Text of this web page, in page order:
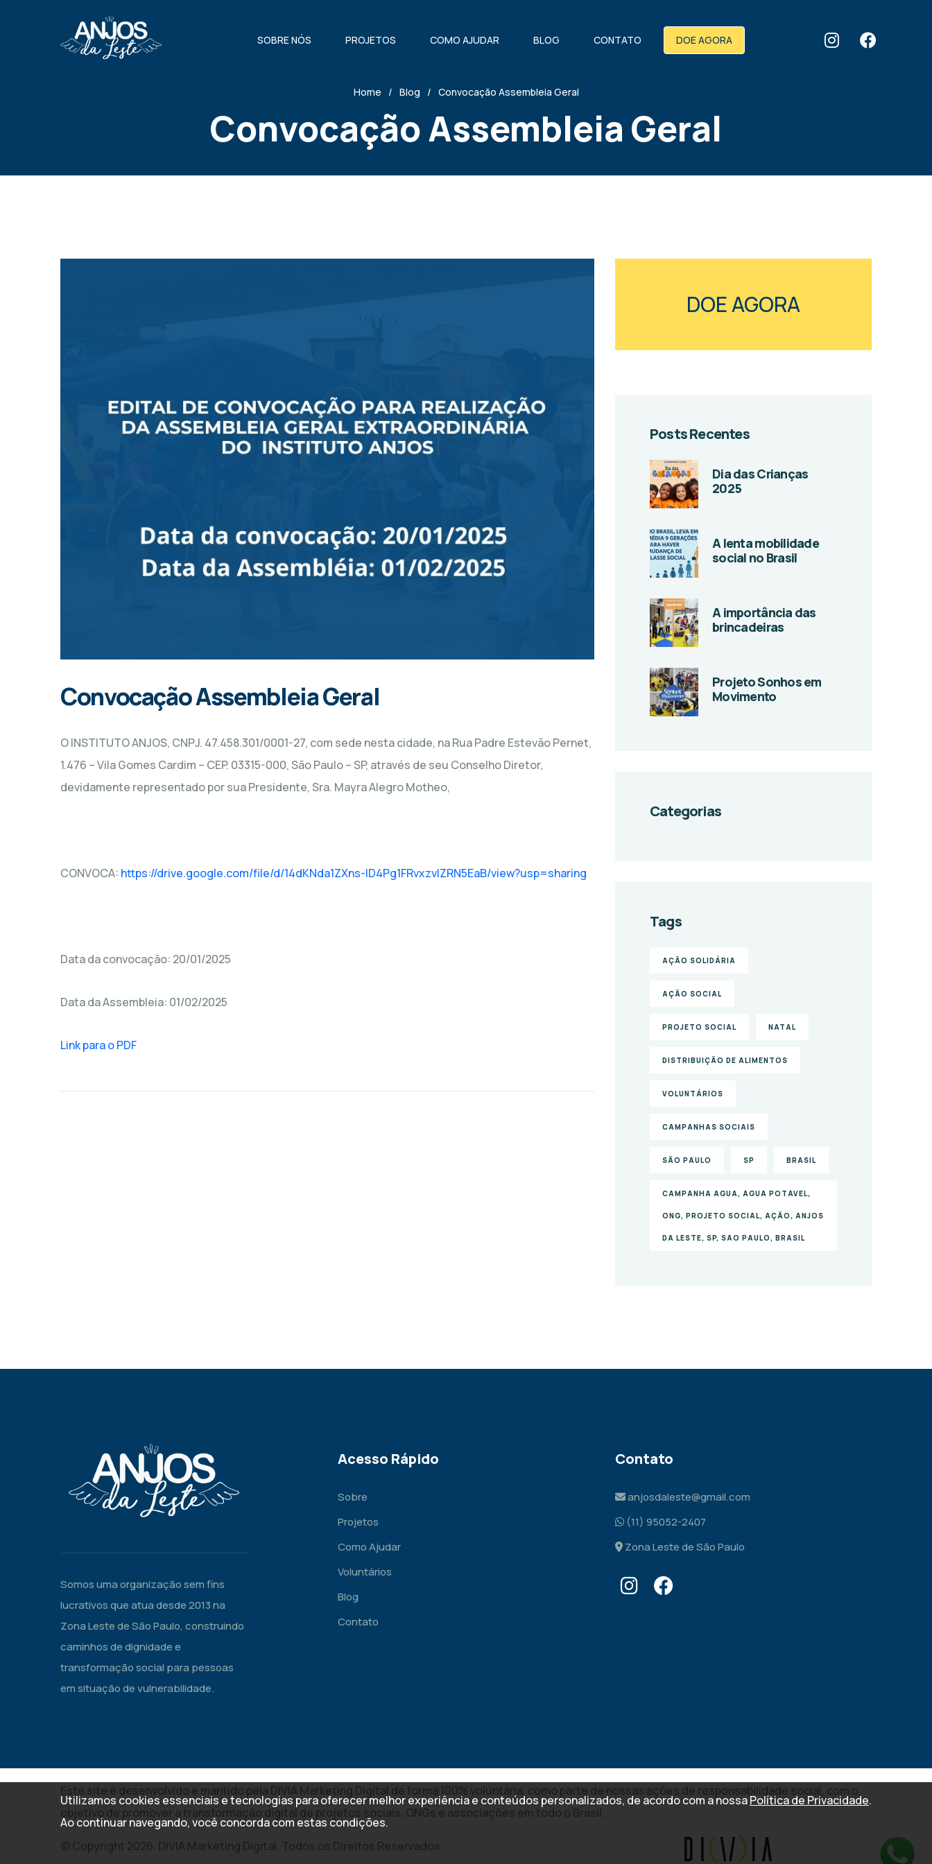
SOBRE NÓS PROJETOS COMO AJUDAR BLOG CONTATO DOE AGORA
Home Blog Convocação Assembleia Geral
Convocação Assembleia Geral
Convocação Assembleia Geral
O INSTITUTO ANJOS, CNPJ. 47.458.301/0001-27, com sede nesta cidade, na Rua Padre Estevão Pernet,
1.476 – Vila Gomes Cardim – CEP. 03315-000, São Paulo – SP, através de seu Conselho Diretor,
devidamente representado por sua Presidente, Sra. Mayra Alegro Motheo,
CONVOCA: https://drive.google.com/file/d/14dKNda1ZXns-ID4Pg1FRvxzvlZRN5EaB/view?usp=sharing
Data da convocação: 20/01/2025
Data da Assembleia: 01/02/2025
Link para o PDF
DOE AGORA
Posts Recentes
Dia das Crianças
2025
A lenta mobilidade
social no Brasil
A importância das
brincadeiras
Projeto Sonhos em
Movimento
Categorias
Tags
AÇÃO SOLIDÁRIA
AÇÃO SOCIAL
PROJETO SOCIAL NATAL
DISTRIBUIÇÃO DE ALIMENTOS
VOLUNTÁRIOS
CAMPANHAS SOCIAIS
SÃO PAULO SP BRASIL
CAMPANHA AGUA, AGUA POTAVEL,
ONG, PROJETO SOCIAL, AÇÃO, ANJOS
DA LESTE, SP, SAO PAULO, BRASIL
Somos uma organização sem fins
lucrativos que atua desde 2013 na
Zona Leste de São Paulo, construindo
caminhos de dignidade e
transformação social para pessoas
em situação de vulnerabilidade.
Acesso Rápido
Sobre
Projetos
Como Ajudar
Voluntários
Blog
Contato
Contato
anjosdaleste@gmail.com
(11) 95052-2407
Zona Leste de São Paulo
Este site é desenvolvido e mantido pela DIVIA Marketing Digital de forma 100% voluntária, como parte de nossas ações de responsabilidade social, com o
objetivo de promover a transformação digital de projetos sociais, ONGs e associações em todo o Brasil.
© Copyright 2026. DIVIA Marketing Digital. Todos os Direitos Reservados
Utilizamos cookies essenciais e tecnologias para oferecer melhor experiência e conteúdos personalizados, de acordo com a nossaPolítica de Privacidade.
Ao continuar navegando, você concorda com estas condições.